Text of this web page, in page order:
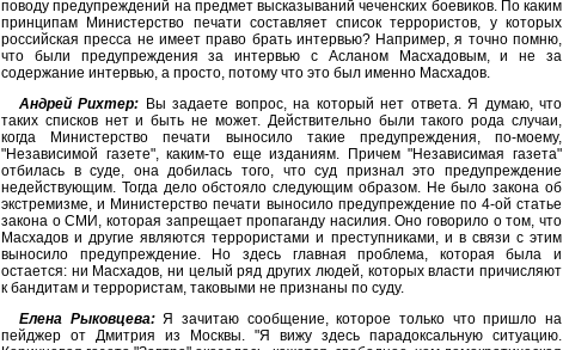
поводу предупреждений на предмет высказываний чеченских боевиков. По каким
принципам Министерство печати составляет список террористов, у которых
российская пресса не имеет право брать интервью? Например, я точно помню,
что были предупреждения за интервью с Асланом Масхадовым, и не за
содержание интервью, а просто, потому что это был именно Масхадов.
Андрей Рихтер: Вы задаете вопрос, на который нет ответа. Я думаю, что
таких списков нет и быть не может. Действительно были такого рода случаи,
когда Министерство печати выносило такие предупреждения, по-моему,
"Независимой газете", каким-то еще изданиям. Причем "Независимая газета"
отбилась в суде, она добилась того, что суд признал это предупреждение
недействующим. Тогда дело обстояло следующим образом. Не было закона об
экстремизме, и Министерство печати выносило предупреждение по 4-ой статье
закона о СМИ, которая запрещает пропаганду насилия. Оно говорило о том, что
Масхадов и другие являются террористами и преступниками, и в связи с этим
выносило предупреждение. Но здесь главная проблема, которая была и
остается: ни Масхадов, ни целый ряд других людей, которых власти причисляют
к бандитам и террористам, таковыми не признаны по суду.
Елена Рыковцева:Я зачитаю сообщение, которое только что пришло на
пейджер от Дмитрия из Москвы. "Я вижу здесь парадоксальную ситуацию.